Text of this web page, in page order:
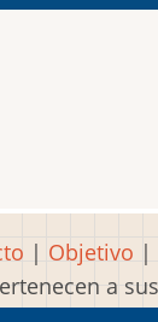
| Objetivo |
a